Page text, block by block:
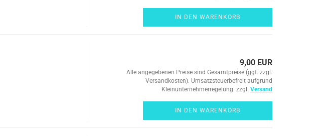
IN DEN WARENKORB
9,00 EUR
Alle angegebenen Preise sind Gesamtpreise (ggf. zzgl.
Versandkosten). Umsatzsteuerbefreit aufgrund
Kleinunternehmerregelung. zzgl. Versand
IN DEN WARENKORB